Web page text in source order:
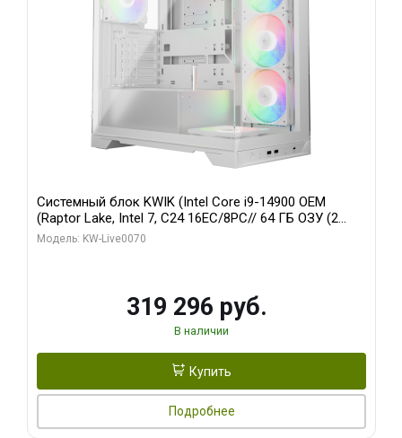
Системный блок KWIK (Intel Core i9-14900 OEM
(Raptor Lake, Intel 7, C24 16EC/8PC// 64 ГБ ОЗУ (2
модуля)/ Gigabyte RTX5080 XTREME WATERFORCE
Модель: KW-Live0070
319 296 руб.
В наличии
Купить
Подробнее